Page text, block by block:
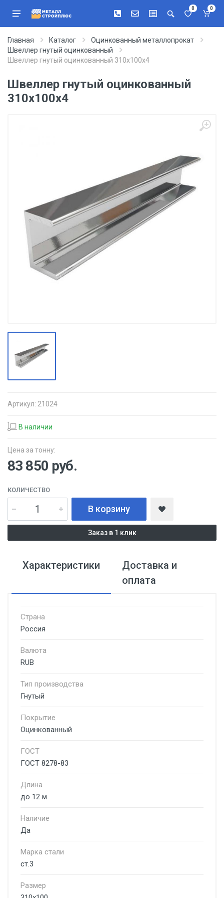
0 0
Главная Каталог
Оцинкованный металлопрокат
Швеллер гнутый оцинкованный
Швеллер гнутый оцинкованный 310х100х4
Швеллер гнутый оцинкованный
310х100х4
Артикул: 21024
В наличии
Цена за тонну:
83 850 руб.
КОЛИЧЕСТВО
В корзину
Заказ в 1 клик
Характеристики
Доставка и
оплата
Страна
Россия
Валюта
RUB
Тип производства
Гнутый
Покрытие
Оцинкованный
ГОСТ
ГОСТ 8278-83
Длина
до 12 м
Наличие
Да
Марка стали
ст.3
Размер